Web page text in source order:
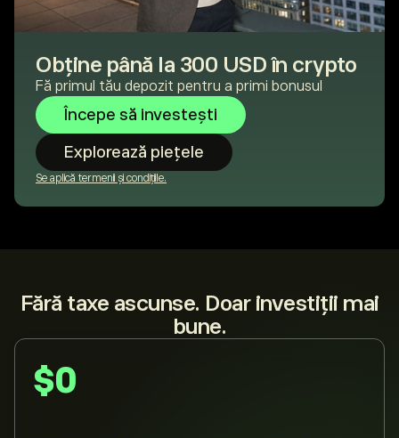
Obține până la 300 USD în crypto
Fă primul tău depozit pentru a primi bonusul
Începe să investești
Explorează piețele
Se aplică termenii și condițiile.
Fără taxe ascunse. Doar investiții mai
bune.
$0